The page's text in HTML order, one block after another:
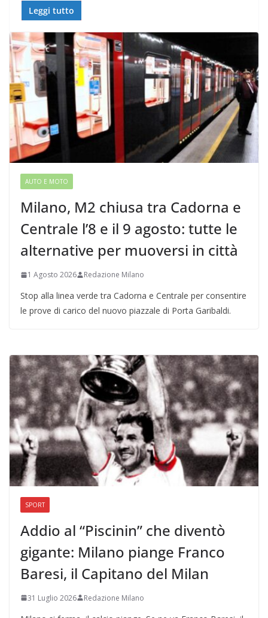
Leggi tutto
AUTO E MOTO
Milano, M2 chiusa tra Cadorna e
Centrale l’8 e il 9 agosto: tutte le
alternative per muoversi in città
1 Agosto 2026 Redazione Milano
Stop alla linea verde tra Cadorna e Centrale per consentire
le prove di carico del nuovo piazzale di Porta Garibaldi.
SPORT
Addio al “Piscinin” che diventò
gigante: Milano piange Franco
Baresi, il Capitano del Milan
31 Luglio 2026 Redazione Milano